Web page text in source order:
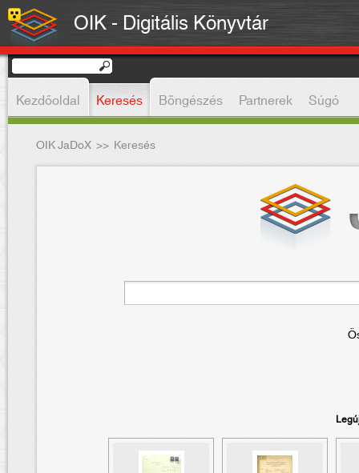
OIK - Digitális Könyvtár
Kezdőoldal Keresés Böngészés Partnerek Súgó
OIK JaDoX >> Keresés